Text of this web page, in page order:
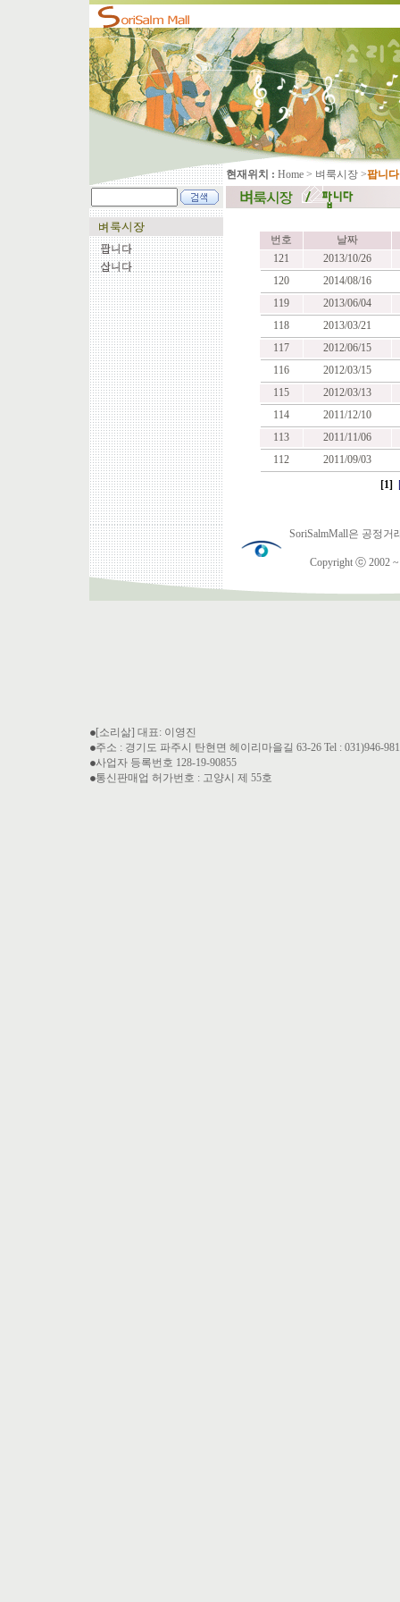
현재위치 : Home > 벼룩시장 >팝니다
번호
날짜
121
2013/10/26
120
2014/08/16
119
2013/06/04
118
2013/03/21
117
2012/06/15
116
2012/03/15
115
2012/03/13
114
2011/12/10
113
2011/11/06
112
2011/09/03
[1]
SoriSalmMall은 공정
Copyright ⓒ 2002 ~
[소리삶] 대표: 이영진
주소 : 경기도 파주시 탄현면 헤이리마을길 63-26 Tel : 031)946-
사업자 등록번호 128-19-90855
통신판매업 허가번호 : 고양시 제 55호